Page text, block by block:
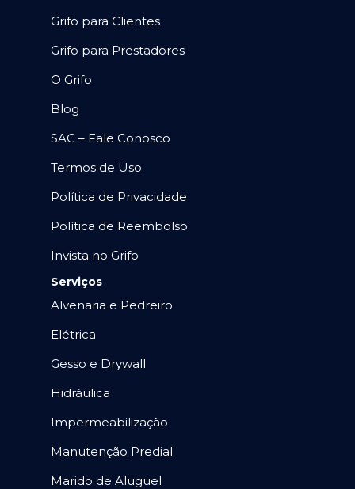
Grifo para Clientes
Grifo para Prestadores
O Grifo
Blog
SAC – Fale Conosco
Termos de Uso
Política de Privacidade
Política de Reembolso
Invista no Grifo
Serviços
Alvenaria e Pedreiro
Elétrica
Gesso e Drywall
Hidráulica
Impermeabilização
Manutenção Predial
Marido de Aluguel